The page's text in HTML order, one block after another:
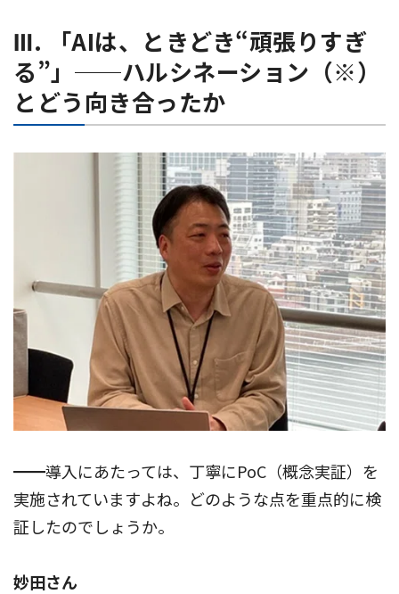
Ⅲ. 「AIは、ときどき“頑張りすぎ
る”」──ハルシネーション（※）
とどう向き合ったか
━━導入にあたっては、丁寧にPoC（概念実証）を
実施されていますよね。どのような点を重点的に検
証したのでしょうか。
妙田さん